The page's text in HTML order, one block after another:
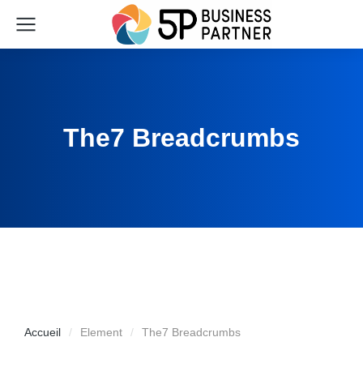
The7 Breadcrumbs
Vous êtes ici :
Accueil Element The7 Breadcrumbs